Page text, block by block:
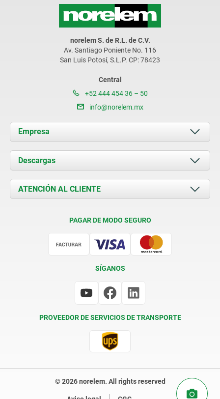
norelem S. de R.L. de C.V.
Av. Santiago Poniente No. 116
San Luis Potosí, S.L.P. CP: 78423
Central
+52 444 454 36 – 50
info@norelem.mx
Empresa
Acerca de nosotros
Novedades
Contacto
Descargas
Documents
ATENCIÓN AL CLIENTE
PAGAR DE MODO SEGURO
SÍGANOS
PROVEEDOR DE SERVICIOS DE TRANSPORTE
© 2026 norelem. All rights reserved